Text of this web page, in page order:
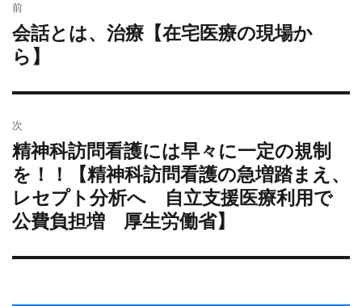
ー
稿
ナ
ビ
シ
ョ
ン
前
過
去
の
投
会話とは、治療【在宅医療の現場か
ら】
次
次
の
投
稿:
精神科訪問看護には早々に一定の規制
を！！【精神科訪問看護の急増踏まえ、
レセプト分析へ 自立支援医療利用で
公費負担増 厚生労働省】